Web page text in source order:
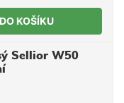
KOŠÍKU
Sellior W50